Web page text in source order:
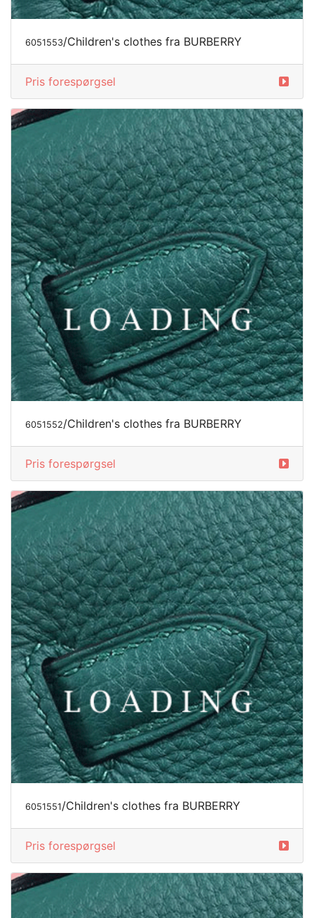
6051553/Children's clothes fra BURBERRY
Pris forespørgsel
6051552/Children's clothes fra BURBERRY
Pris forespørgsel
6051551/Children's clothes fra BURBERRY
Pris forespørgsel